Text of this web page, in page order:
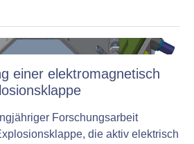
einer elektromagnetisch
Forschungsarbeit
die aktiv elektrisch